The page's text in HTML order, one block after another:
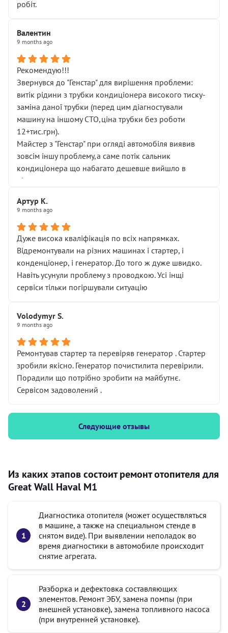
робіт.
Валентин
9 months ago
Рекомендую!!!
Звернувся до "Генстар" для вирішення проблеми:
витік рідини з трубки кондиціонера високого тиску-
заміна даної трубки (перед цим діагностували
машину на іншому СТО,ціна трубки без роботи
12+тис.грн).
Майстер з "Генстар" при огляді автомобіля виявив
зовсім іншу проблему,а саме потік сальник
кондиціонера що набагато дешевше вийшло в
підсумку.
Артур К.
9 months ago
Дуже висока кваліфікація по всіх напрямках.
Відремонтували на різних машинах і стартер, і
конденціонер, і генератор. До того ж дуже швидко.
Навіть усунули проблему з проводкою. Усі інщі
сервіси тільки погіршували ситуацію
Volodymyr S.
9 months ago
Ремонтував стартер та перевіряв генератор . Стартер
зробили якісно. Генератор почистилита перевірили.
Порадили що потрібно зробити на майбутнє.
Сервісом задоволений .
Следующие отзывы
Из каких этапов состоит ремонт отопителя для
Great Wall Haval M1
Диагностика отопителя (может осуществляться
в машине, а также на специальном стенде в
снятом виде). При выявлении неполадок во
время диагностики в автомобиле происходит
снятие агрегата.
Разборка и дефектовка составляющих
элементов. Ремонт ЭБУ, замена помпы (при
внешней установке), замена топливного насоса
(при внутренней установке).